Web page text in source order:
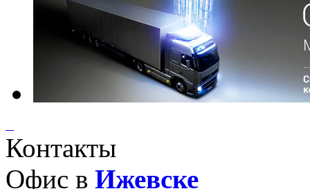
Контакты
Офис в Ижевске